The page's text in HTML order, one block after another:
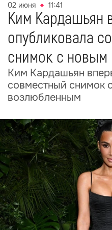
02 июня 11:41
Ким Кардашьян
опубликовала
снимок с
Ким Кардашьян
совместный снимок
возлюбленным